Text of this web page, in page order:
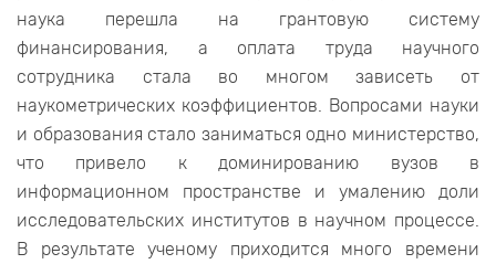
наука перешла на грантовую систему
финансирования, а оплата труда научного
сотрудника стала во многом зависеть от
наукометрических коэффициентов. Вопросами науки
и образования стало заниматься одно министерство,
что привело к доминированию вузов в
информационном пространстве и умалению доли
исследовательских институтов в научном процессе.
В результате ученому приходится много времени